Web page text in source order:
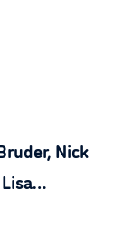
Nick